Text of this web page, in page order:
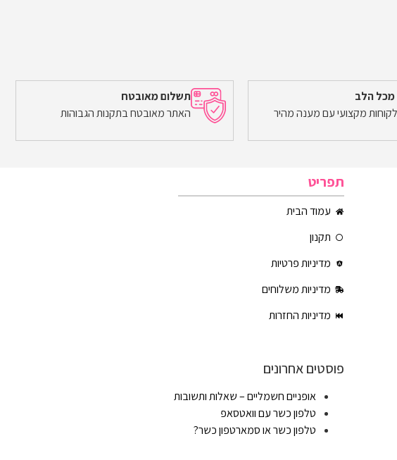
מכל הלב
מקצועי עם מענה מהיר
תשלום מאובטח
האתר מאובטח בתקנות הגבוהות
תפריט
עמוד הבית
תקנון
מדיניות פרטיות
מדיניות משלוחים
מדיניות החזרות
פוסטים אחרונים
אופניים חשמליים – שאלות ותשובות
טלפון כשר עם וואטסאפ
טלפון כשר או סמארטפון כשר?